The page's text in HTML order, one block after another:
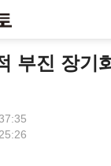
부진 장기